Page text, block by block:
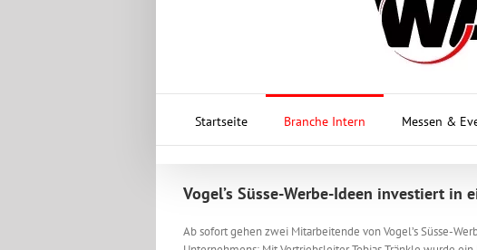
Startseite Branche Intern Messen &
Vogel’s Süsse-Werbe-Ideen investiert in
Ab sofort gehen zwei Mitarbeitende von Vogel’s Süsse-